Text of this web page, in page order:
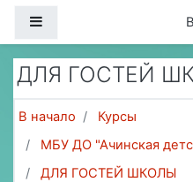
ДЛЯ ГОСТЕЙ
В начало
Курсы
МБУ ДО "Ачинская
ДЛЯ ГОСТЕЙ ШКОЛЫ